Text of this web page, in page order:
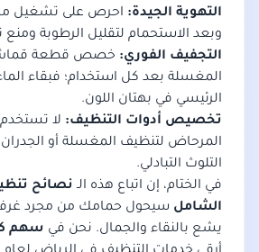
التهوية الجيدة: احرص على تشغيل
وبعد الاستحمام لتقليل الرطوبة ومنع
التجفيف الفوري: خصص قطعة
المغسلة بعد كل استخدام؛ فبقاء
الرئيسي في بهتان اللون.
تخصيص أدوات التنظيف: لا
المرحاض لتنظيف المغسلة أو
التلوث التبادلي.
في الختام، إن اتباع هذه الـ نصائح
الشامل سيحول حمامك من مجرد
يشع بالنقاء والجمال. نحن في سهم